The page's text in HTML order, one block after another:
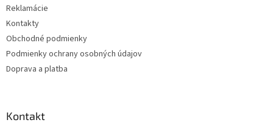
Reklamácie
Kontakty
Obchodné podmienky
Podmienky ochrany osobných údajov
Doprava a platba
Kontakt